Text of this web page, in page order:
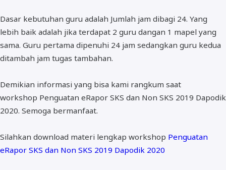
Dasar kebutuhan guru adalah Jumlah jam dibagi 24. Yang
lebih baik adalah jika terdapat 2 guru dangan 1 mapel yang
sama. Guru pertama dipenuhi 24 jam sedangkan guru kedua
ditambah jam tugas tambahan.
Demikian informasi yang bisa kami rangkum saat
workshop Penguatan eRapor SKS dan Non SKS 2019 Dapodik
2020. Semoga bermanfaat.
Silahkan download materi lengkap workshop Penguatan
eRapor SKS dan Non SKS 2019 Dapodik 2020